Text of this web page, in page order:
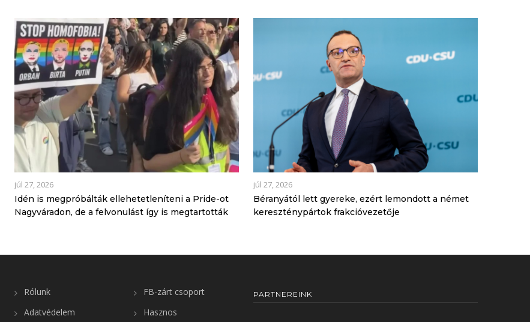
júl 27, 2026
Idén is megpróbálták ellehetetleníteni a Pride-ot
Nagyváradon, de a felvonulást így is megtartották
júl 27, 2026
Béranyától lett gyereke, ezért lemondott a német
kereszténypártok frakcióvezetője
Rólunk
Adatvédelem
FB-zárt csoport
Hasznos
PARTNEREINK